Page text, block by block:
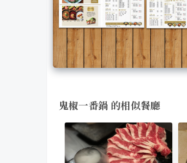
鬼椒一番鍋 的相似餐廳